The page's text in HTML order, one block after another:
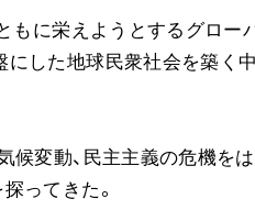
もに栄えようとするグロー
した地球民衆社会を築く
候変動、民主主義の危機を
ってきた。